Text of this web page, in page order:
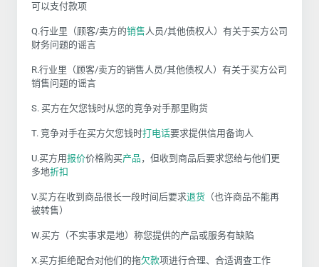
可以支付款项
Q.行业里（顾客/卖方的销售人员/其他债权人）有关于买方公司
财务问题的谣言
R.行业里（顾客/卖方的销售人员/其他债权人）有关于买方公司
销售问题的谣言
S. 买方在欠您钱时从您的竞争对手那里购货
T. 竞争对手在买方欠您钱时打电话要求提供信用备询人
U.买方用报价价格购买产品 ，但收到商品后要求您给与他们更
多地折扣
V.买方在收到商品很长一段时间后要求退货 （也许商品不能再
被转售）
W.买方（不实事求是地）称您提供的产品或服务有缺陷
X.买方拒绝配合对他们的拖欠款项进行合理、合适调查工作